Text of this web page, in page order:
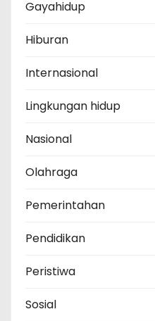
Gayahidup
Hiburan
Internasional
Lingkungan hidup
Nasional
Olahraga
Pemerintahan
Pendidikan
Peristiwa
Sosial